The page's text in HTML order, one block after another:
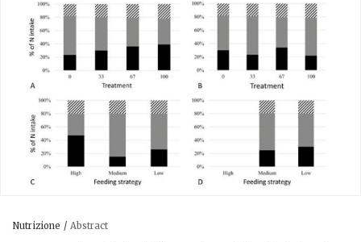
Nutrizione Abstract